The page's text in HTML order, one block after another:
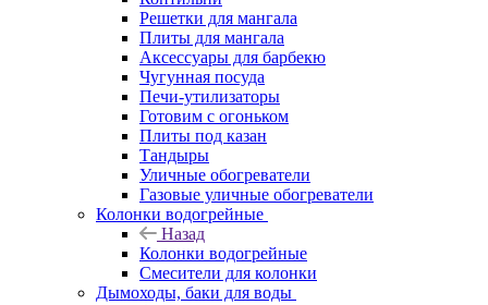
Решетки для мангала
Плиты для мангала
Аксессуары для барбекю
Чугунная посуда
Печи-утилизаторы
Готовим с огоньком
Плиты под казан
Тандыры
Уличные обогреватели
Газовые уличные обогреватели
Колонки водогрейные
Назад
Колонки водогрейные
Смесители для колонки
Дымоходы, баки для воды